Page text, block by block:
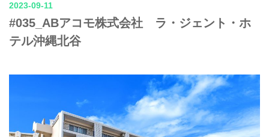
2023-09-11
#035_ABアコモ株式会社 ラ・ジェント・ホ
テル沖縄北谷